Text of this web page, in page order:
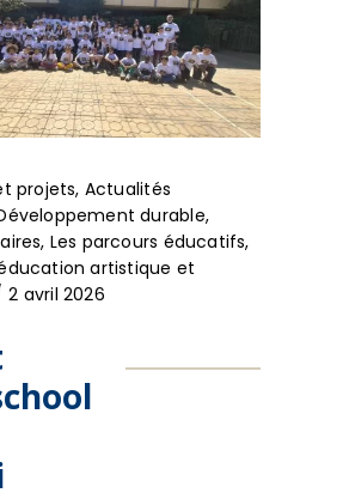
projets, Actualités
durable,
, Les parcours éducatifs,
artistique et
2 avril 2026